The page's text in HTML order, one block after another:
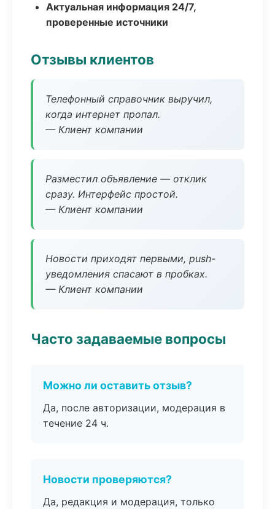
Актуальная информация 24/7,
проверенные источники
Отзывы клиентов
Телефонный справочник выручил,
когда интернет пропал.
— Клиент компании
Разместил объявление — отклик
сразу. Интерфейс простой.
— Клиент компании
Новости приходят первыми, push-
уведомления спасают в пробках.
— Клиент компании
Часто задаваемые вопросы
Можно ли оставить отзыв?
Да, после авторизации, модерация в
течение 24 ч.
Новости проверяются?
Да, редакция и модерация, только